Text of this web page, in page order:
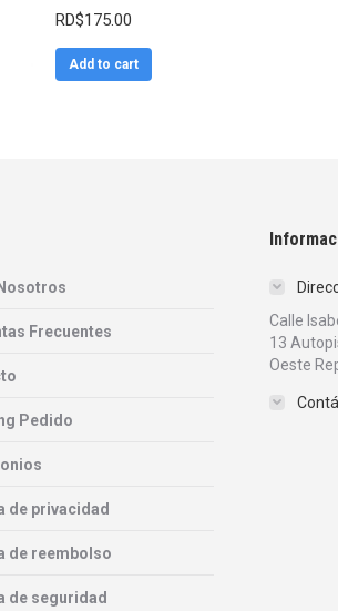
RD$175.00
Add to cart
Frecuentes
Pedido
de privacidad
de reembolso
de seguridad
Calle
13
Oeste